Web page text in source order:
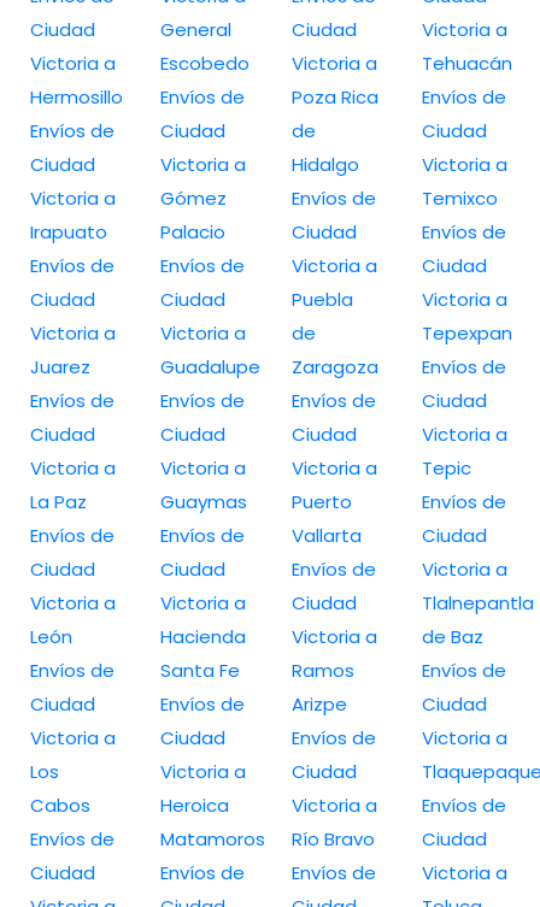
Ciudad
Victoria a
Hermosillo
Envíos de
Ciudad
Victoria a
Irapuato
Envíos de
Ciudad
Victoria a
Juarez
Envíos de
Ciudad
Victoria a
La Paz
Envíos de
Ciudad
Victoria a
León
Envíos de
Ciudad
Victoria a
Los
Cabos
Envíos de
Ciudad
General
Escobedo
Envíos de
Ciudad
Victoria a
Gómez
Palacio
Envíos de
Ciudad
Victoria a
Guadalupe
Envíos de
Ciudad
Victoria a
Guaymas
Envíos de
Ciudad
Victoria a
Hacienda
Santa Fe
Envíos de
Ciudad
Victoria a
Heroica
Matamoros
Envíos de
Ciudad
Victoria a
Poza Rica
de
Hidalgo
Envíos de
Ciudad
Victoria a
Puebla
de
Zaragoza
Envíos de
Ciudad
Victoria a
Puerto
Vallarta
Envíos de
Ciudad
Victoria a
Ramos
Arizpe
Envíos de
Ciudad
Victoria a
Río Bravo
Envíos de
Victoria a
Tehuacán
Envíos de
Ciudad
Victoria a
Temixco
Envíos de
Ciudad
Victoria a
Tepexpan
Envíos de
Ciudad
Victoria a
Tepic
Envíos de
Ciudad
Victoria a
Tlalnepantla
de Baz
Envíos de
Ciudad
Victoria a
Envíos de
Ciudad
Victoria a